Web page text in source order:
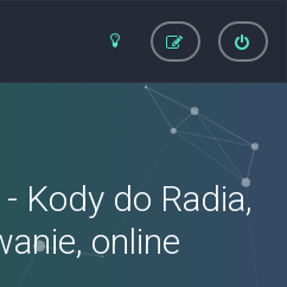
Kody do Radia,
online